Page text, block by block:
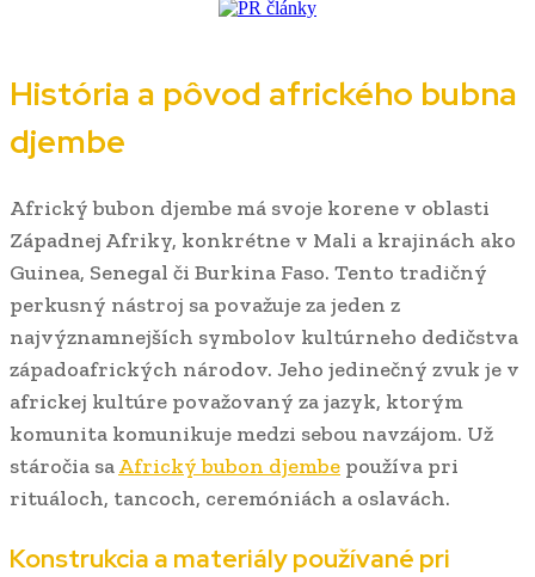
História a pôvod afrického bubna
djembe
Africký bubon djembe má svoje korene v oblasti
Západnej Afriky, konkrétne v Mali a krajinách ako
Guinea, Senegal či Burkina Faso. Tento tradičný
perkusný nástroj sa považuje za jeden z
najvýznamnejších symbolov kultúrneho dedičstva
západoafrických národov. Jeho jedinečný zvuk je v
africkej kultúre považovaný za jazyk, ktorým
komunita komunikuje medzi sebou navzájom. Už
stáročia saAfrický bubon djembe používa pri
rituáloch, tancoch, ceremóniách a oslavách.
Konstrukcia a materiály používané pri